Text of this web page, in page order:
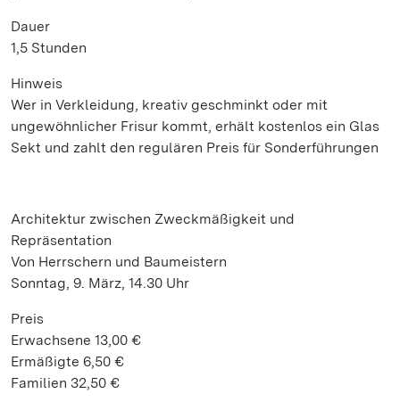
Dauer
1,5 Stunden
Hinweis
Wer in Verkleidung, kreativ geschminkt oder mit
ungewöhnlicher Frisur kommt, erhält kostenlos ein Glas
Sekt und zahlt den regulären Preis für Sonderführungen
Architektur zwischen Zweckmäßigkeit und
Repräsentation
Von Herrschern und Baumeistern
Sonntag, 9. März, 14.30 Uhr
Preis
Erwachsene 13,00 €
Ermäßigte 6,50 €
Familien 32,50 €